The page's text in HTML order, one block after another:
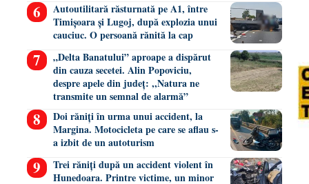
Autoutilitară răsturnată pe A1, între
Timișoara și Lugoj, după explozia unui
cauciuc. O persoană rănită la cap
„Delta Banatului” aproape a dispărut
din cauza secetei. Alin Popoviciu,
despre apele din județ: ,,Natura ne
transmite un semnal de alarmă”
Doi răniți în urma unui accident, la
Margina. Motocicleta pe care se aflau s-
a izbit de un autoturism
Trei răniți după un accident violent în
Hunedoara. Printre victime, un minor